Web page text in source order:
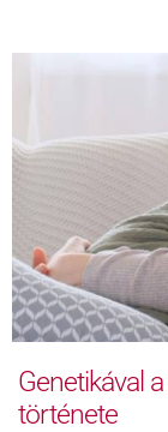
Genetikával
története